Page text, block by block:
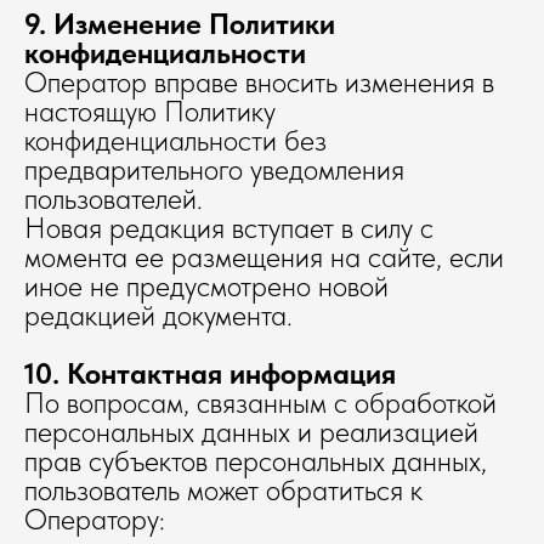
9. Изменение Политики
конфиденциальности
Оператор вправе вносить изменения в
настоящую Политику
конфиденциальности без
предварительного уведомления
пользователей.
Новая редакция вступает в силу с
момента ее размещения на сайте, если
иное не предусмотрено новой
редакцией документа.
10. Контактная информация
По вопросам, связанным с обработкой
персональных данных и реализацией
прав субъектов персональных данных,
пользователь может обратиться к
Оператору: